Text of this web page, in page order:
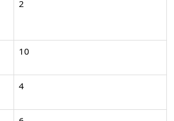
2
10
4